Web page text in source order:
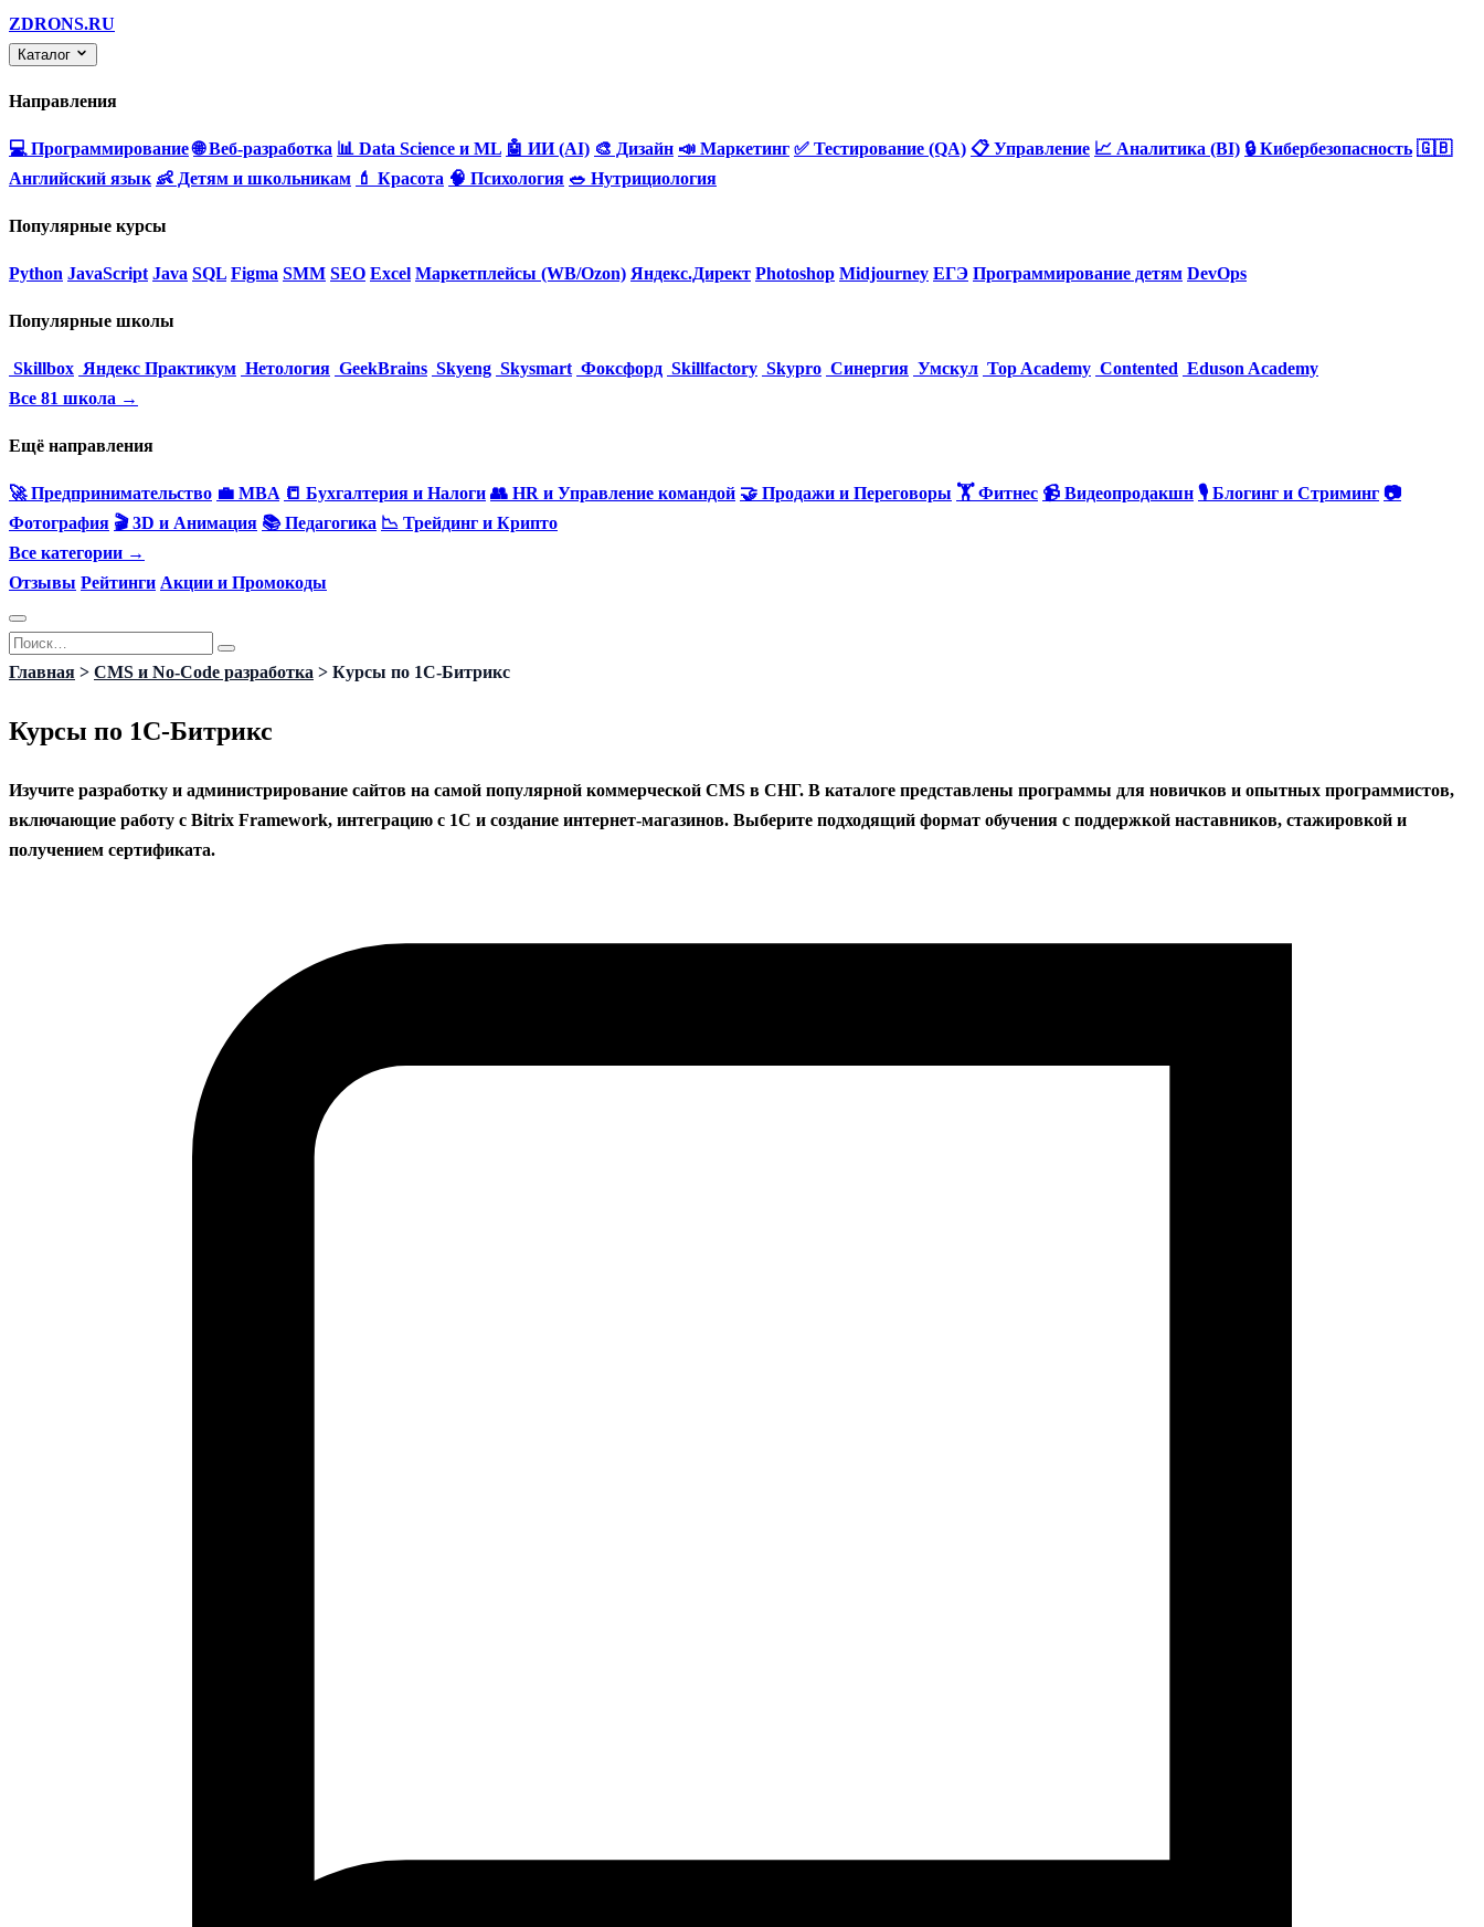
ZDRONS.RU
Каталог
Направления
💻 Программирование 🌐 Веб-разработка 📊 Data Science и ML 🤖 ИИ (AI) 🎨 Дизайн 📣 Маркетинг ✅ Тестирование (QA) 📋 Управление 📈 Аналитика (BI) 🔒 Кибербезопасность 🇬🇧
Английский язык 👶 Детям и школьникам 💄 Красота 🧠 Психология 🥗 Нутрициология
Популярные курсы
Python JavaScript Java SQL Figma SMM SEO Excel Маркетплейсы (WB/Ozon) Яндекс.Директ Photoshop Midjourney ЕГЭ Программирование детям DevOps
Популярные школы
Skillbox Яндекс Практикум Нетология GeekBrains Skyeng Skysmart Фоксфорд Skillfactory Skypro Синергия Умскул Top Academy Contented Eduson Academy
Все 81 школа →
Ещё направления
🚀 Предпринимательство 💼 MBA 📒 Бухгалтерия и Налоги 👥 HR и Управление командой 🤝 Продажи и Переговоры 🏋️ Фитнес 📹 Видеопродакшн 🎙 Блогинг и Стриминг 📷
Фотография 🎬 3D и Анимация 📚 Педагогика 📉 Трейдинг и Крипто
Все категории →
Отзывы Рейтинги Акции и Промокоды
Перейти
к
Search
for:
Главная > CMS и No-Code разработка > Курсы по 1С-Битрикс
Курсы по 1С-Битрикс
Изучите разработку и администрирование сайтов на самой популярной коммерческой CMS в СНГ. В каталоге представлены программы для новичков и опытных программистов,
включающие работу с Bitrix Framework, интеграцию с 1С и создание интернет-магазинов. Выберите подходящий формат обучения с поддержкой наставников, стажировкой и
получением сертификата.